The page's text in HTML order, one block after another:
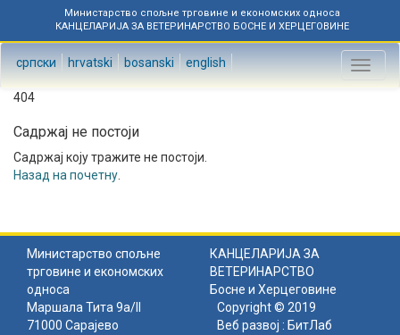
Министарство спољне трговине и економских односа
КАНЦЕЛАРИЈА ЗА ВЕТЕРИНАРСТВО БОСНЕ И ХЕРЦЕГОВИНЕ
српски hrvatski bosanski english
Toggle
404
Садржај не постоји
Садржај коју тражите не постоји.
Назад на почетну
Министарство спољне
трговине и економских
односа
КАНЦЕЛАРИЈА ЗА
ВЕТЕРИНАРСТВО
Босне и Херцеговине
Маршала Тита 9а/II
71000 Сарајево
Copyright © 2019
Веб развој : БитЛаб